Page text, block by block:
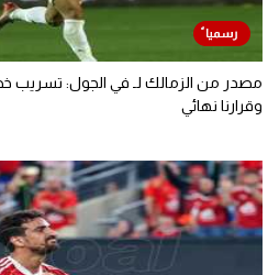
مصدر من الزمالك لـ في الجول: تسريب
وقرارنا نهائي